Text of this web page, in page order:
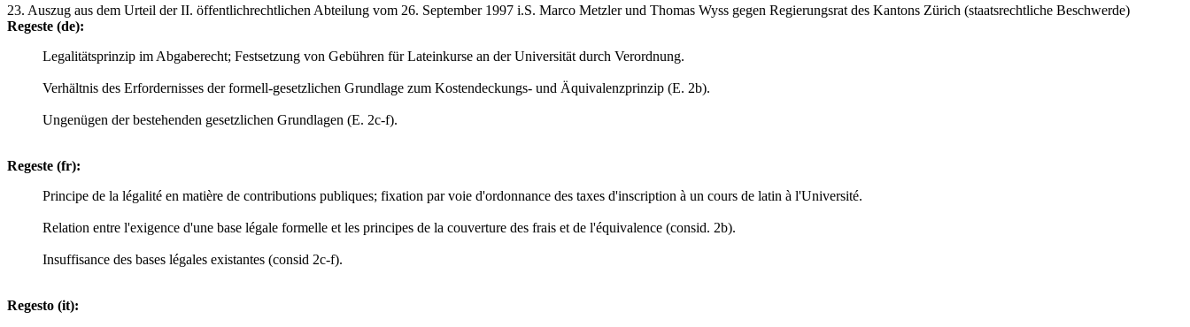
23. Auszug aus dem Urteil der II. öffentlichrechtlichen Abteilung vom 26. September 1997 i.S. Marco Metzler und Thomas Wyss gegen Regierungsrat des Kantons Zürich (staatsrechtliche Beschwerde)
Regeste (de):
Legalitätsprinzip im Abgaberecht; Festsetzung von Gebühren für Lateinkurse an der Universität durch Verordnung.
Verhältnis des Erfordernisses der formell-gesetzlichen Grundlage zum Kostendeckungs- und Äquivalenzprinzip (E. 2b).
Ungenügen der bestehenden gesetzlichen Grundlagen (E. 2c-f).
Regeste (fr):
Principe de la légalité en matière de contributions publiques; fixation par voie d'ordonnance des taxes d'inscription à un cours de latin à l'Université.
Relation entre l'exigence d'une base légale formelle et les principes de la couverture des frais et de l'équivalence (consid. 2b).
Insuffisance des bases légales existantes (consid 2c-f).
Regesto (it):